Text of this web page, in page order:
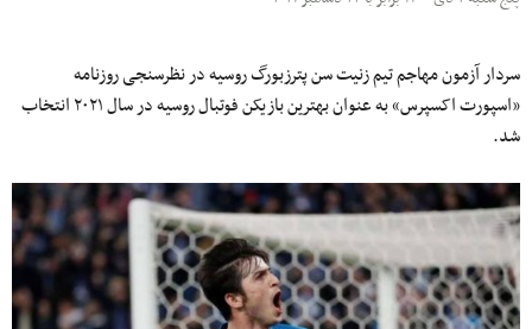
سردار آزمون مهاجم تیم زنیت سن پترزبورگ روسیه در نظرسنجی روزنامه
«اسپورت اکسپرس» به عنوان بهترین بازیکن فوتبال روسیه در سال ۲۰۲۱ انتخاب
شد.